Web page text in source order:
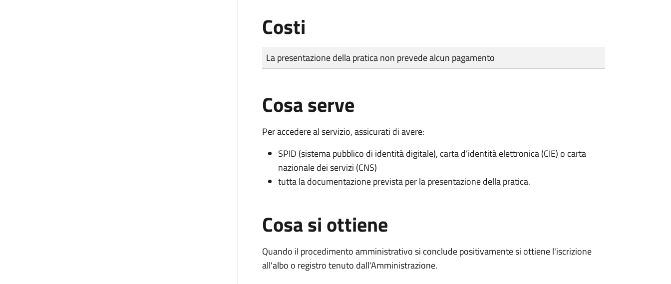
Costi
Tipo di pagamento
Importo
La presentazione della pratica non prevede alcun pagamento
Cosa serve
Per accedere al servizio, assicurati di avere:
SPID (sistema pubblico di identità digitale), carta d’identità elettronica (CIE) o carta
nazionale dei servizi (CNS)
tutta la documentazione prevista per la presentazione della pratica.
Cosa si ottiene
Quando il procedimento amministrativo si conclude positivamente si ottiene l'iscrizione
all'albo o registro tenuto dall'Amministrazione.